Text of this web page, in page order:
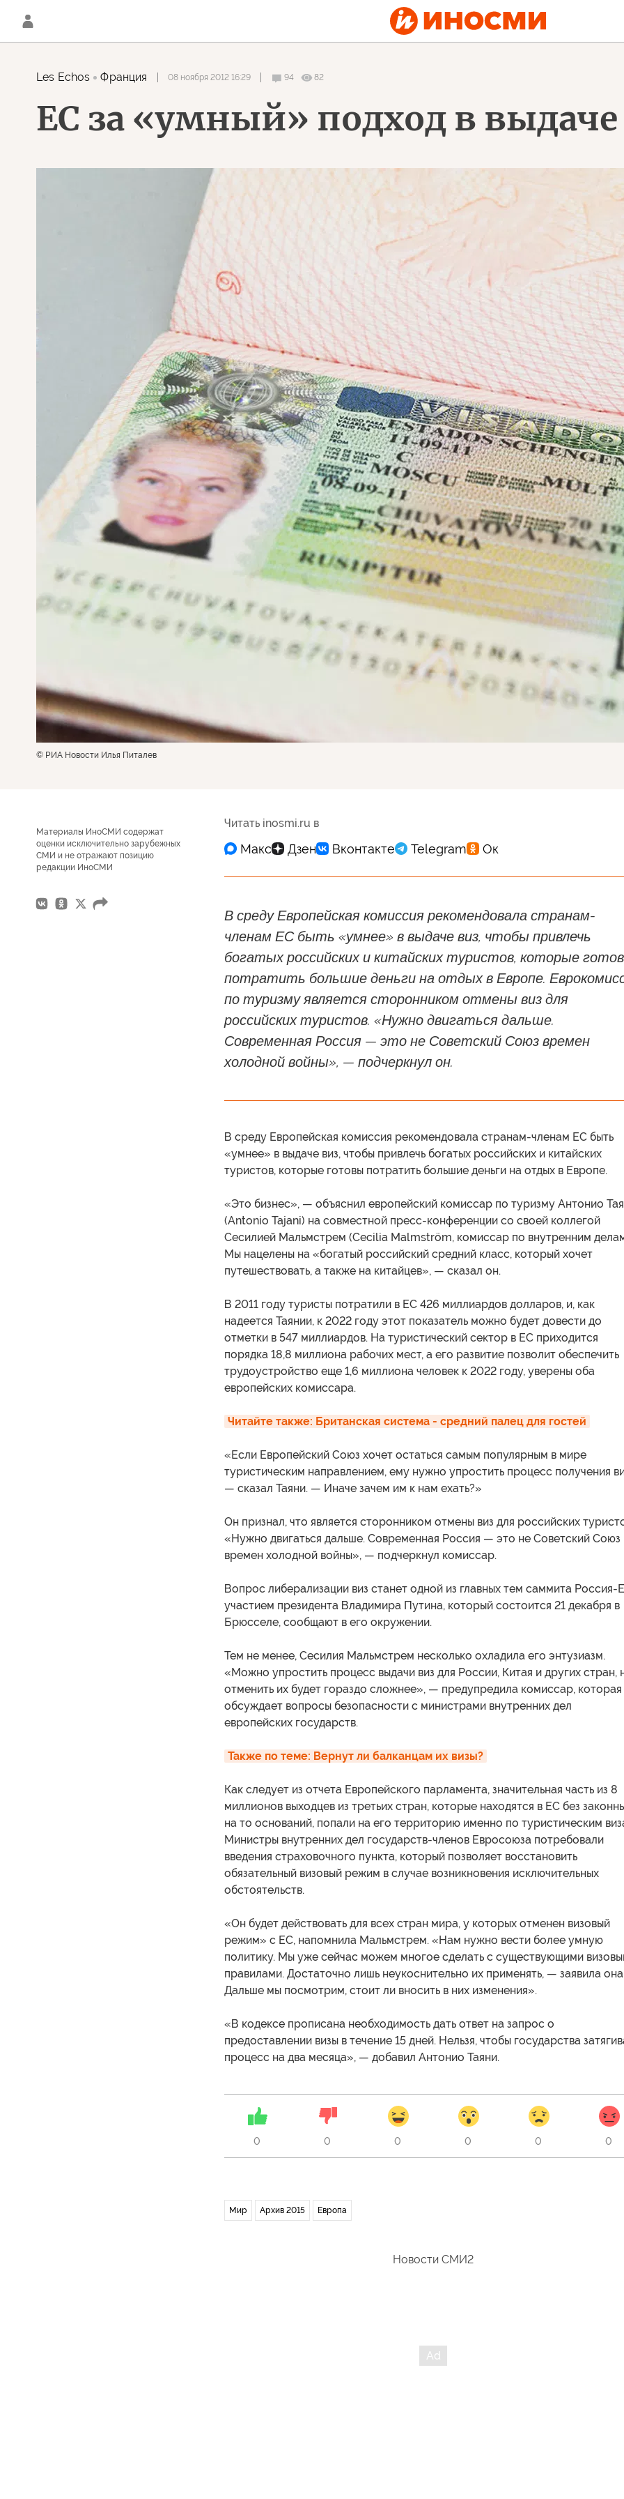
Les Echos Франция 08 ноября 2012 16:29 94 82
ЕС за «умный» подход в
© РИА Новости Илья Питалев
Материалы ИноСМИ содержат
оценки исключительно зарубежных
СМИ и не отражают позицию
редакции ИноСМИ
Читать inosmi.ru в
В среду Европейская комиссия рекомендовала странам-
членам ЕС быть «умнее» в выдаче виз, чтобы привлечь
богатых российских и китайских туристов, которые
потратить большие деньги на отдых в Европе.
по туризму является сторонником отмены виз для
российских туристов. «Нужно двигаться дальше.
Современная Россия — это не Советский Союз времен
холодной войны», — подчеркнул он.
В среду Европейская комиссия рекомендовала странам-членам ЕС быть
«умнее» в выдаче виз, чтобы привлечь богатых российских и китайских
туристов, которые готовы потратить большие деньги на отдых в Европе.
«Это бизнес», — объяснил европейский комиссар по туризму Антонио
(Antonio Tajani) на совместной пресс-конференции со своей коллегой
Сесилией Мальмстрем (Cecilia Malmström, комиссар по внутренним
Мы нацелены на «богатый российский средний класс, который хочет
путешествовать, а также на китайцев», — сказал он.
В 2011 году туристы потратили в ЕС 426 миллиардов долларов, и, как
надеется Таянии, к 2022 году этот показатель можно будет довести до
отметки в 547 миллиардов. На туристический сектор в ЕС приходится
порядка 18,8 миллиона рабочих мест, а его развитие позволит обеспечить
трудоустройство еще 1,6 миллиона человек к 2022 году, уверены оба
европейских комиссара.
Читайте также: Британская система - средний палец для гостей
«Если Европейский Союз хочет остаться самым популярным в мире
туристическим направлением, ему нужно упростить процесс получения
— сказал Таяни. — Иначе зачем им к нам ехать?»
Он признал, что является сторонником отмены виз для российских
«Нужно двигаться дальше. Современная Россия — это не Советский Союз
времен холодной войны», — подчеркнул комиссар.
Вопрос либерализации виз станет одной из главных тем саммита Россия-
участием президента Владимира Путина, который состоится 21 декабря в
Брюсселе, сообщают в его окружении.
Тем не менее, Сесилия Мальмстрем несколько охладила его энтузиазм.
«Можно упростить процесс выдачи виз для России, Китая и других стран,
отменить их будет гораздо сложнее», — предупредила комиссар, которая
обсуждает вопросы безопасности с министрами внутренних дел
европейских государств.
Также по теме: Вернут ли балканцам их визы?
Как следует из отчета Европейского парламента, значительная часть из 8
миллионов выходцев из третьих стран, которые находятся в ЕС без
на то оснований, попали на его территорию именно по туристическим
Министры внутренних дел государств-членов Евросоюза потребовали
введения страховочного пункта, который позволяет восстановить
обязательный визовый режим в случае возникновения исключительных
обстоятельств.
«Он будет действовать для всех стран мира, у которых отменен визовый
режим» с ЕС, напомнила Мальмстрем. «Нам нужно вести более умную
политику. Мы уже сейчас можем многое сделать с существующими
правилами. Достаточно лишь неукоснительно их применять, — заявила
Дальше мы посмотрим, стоит ли вносить в них изменения».
«В кодексе прописана необходимость дать ответ на запрос о
предоставлении визы в течение 15 дней. Нельзя, чтобы государства
процесс на два месяца», — добавил Антонио Таяни.
0 0 0 0 0 0
Мир Архив 2015 Европа
Новости СМИ2